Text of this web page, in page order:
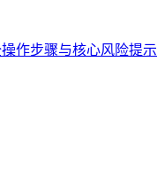
作步骤与核心风险提示